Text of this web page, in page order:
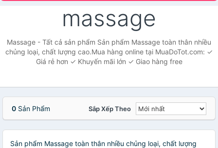
Face Shop
Waterproof
The Face
massage
Massage - Tất cả sản phẩm Sản phẩm Massage toàn thân nhiều
chủng loại, chất lượng cao.Mua hàng online tại MuaDoTot.com: ✓
Giá rẻ hơn ✓ Khuyến mãi lớn ✓ Giao hàng free
0 Sản Phẩm Sắp Xếp Theo
Sản phẩm Massage toàn thân nhiều chủng loại, chất lượng